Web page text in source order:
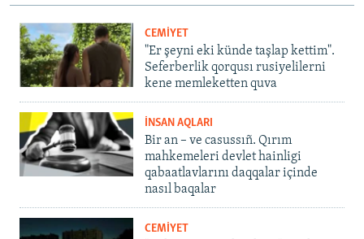
CEMİYET
"Er şeyni eki künde taşlap kettim".
Seferberlik qorqusı rusiyelilerni
kene memleketten quva
İNSAN AQLARI
Bir an – ve casussıñ. Qırım
mahkemeleri devlet hainligi
qabaatlavlarını daqqalar içinde
nasıl baqalar
CEMİYET